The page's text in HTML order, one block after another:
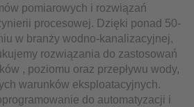
pomiarowych i rozwiązań
procesowej. Dzięki ponad 50-
w branży wodno-kanalizacyjnej,
rozwiązania do zastosowań
, poziomu oraz przepływu wody,
warunków eksploatacyjnych.
do automatyzacji i